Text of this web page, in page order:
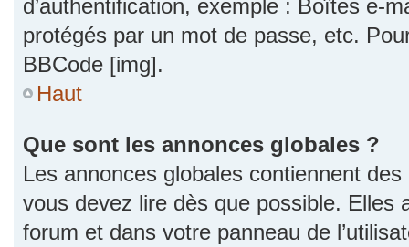
d’authentification, exemple : Boîtes e-
protégés par un mot de passe, etc.
BBCode [img].
Haut
Que sont les annonces globales ?
Les annonces globales contiennent
vous devez lire dès que possible. Elles
forum et dans votre panneau de